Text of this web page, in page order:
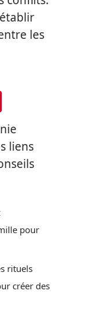
les
liens
pour
rituels
créer des